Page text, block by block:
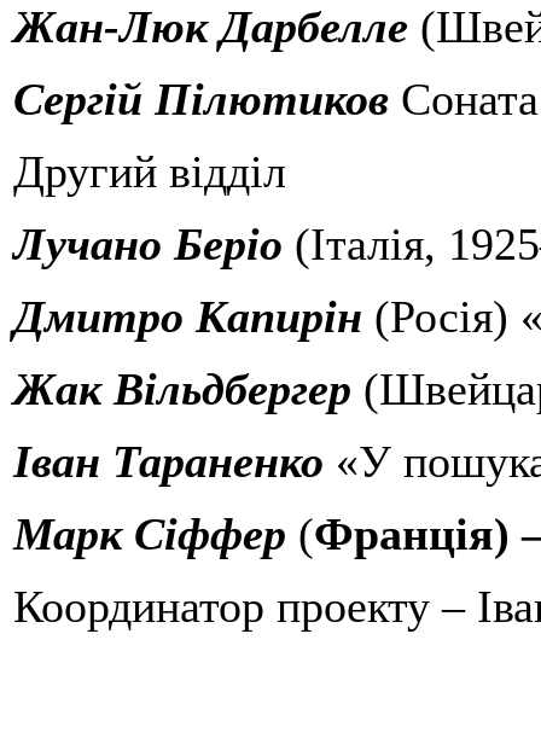
Жан-Люк Дарбелле
Сергій Пілютиков Соната
Другий відділ
Лучано Беріо (Італія,
Дмитро Капирін (Росія)
Жак Вільдбергер
Іван Тараненко «У
Марк Сіффер (Франція)
Координатор проекту –